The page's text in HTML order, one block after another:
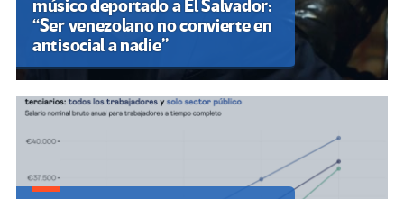
músico deportado a El Salvador:
“Ser venezolano no convierte en
antisocial a nadie”